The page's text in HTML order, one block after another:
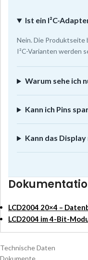
Ist ein I²C-
Nein. Die Produktseite
I²C-Varianten werden
Warum sehe ich
Kann ich Pins
Kann das
LCD2004 20×4 –
LCD2004 im 4-Bit-
Technische Daten